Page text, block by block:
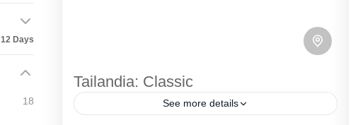
12 Days
18
Tailandia: Classic
See more details